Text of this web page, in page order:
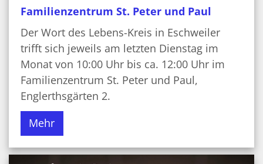
Familienzentrum St. Peter und Paul
Der Wort des Lebens-Kreis in Eschweiler
trifft sich jeweils am letzten Dienstag im
Monat von 10:00 Uhr bis ca. 12:00 Uhr im
Familienzentrum St. Peter und Paul,
Englerthsgärten 2.
Mehr